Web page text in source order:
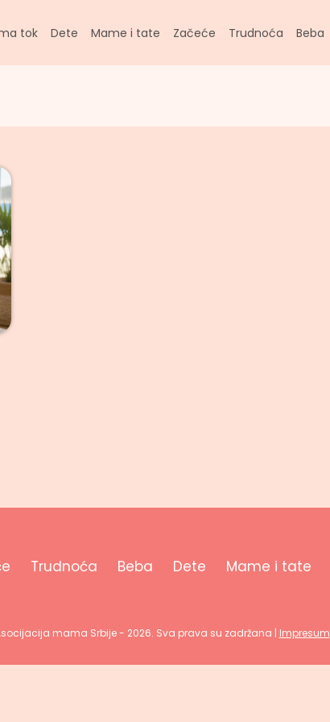
tok Dete Mame i tate Začeće Trudnoća Beba
Trudnoća Beba Dete Mame i tate
mama Srbije - 2026. Sva prava su zadržana | Impresum